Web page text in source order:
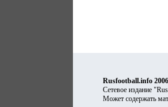
Rusfootball.info
Сетевое издание
Может содержать